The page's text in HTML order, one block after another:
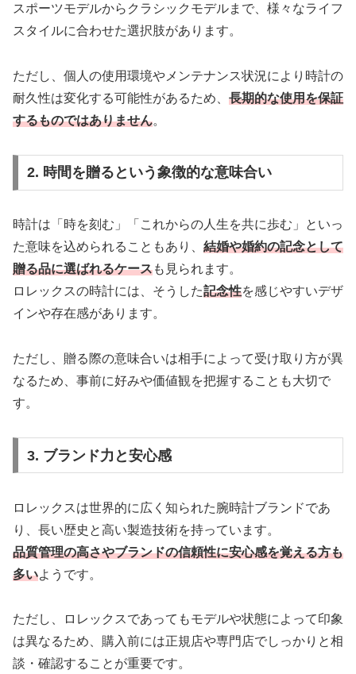
スポーツモデルからクラシックモデルまで、様々なライフ
スタイルに合わせた選択肢があります。
ただし、個人の使用環境やメンテナンス状況により時計の
耐久性は変化する可能性があるため、 長期的な使用を保証
するものではありません。
2. 時間を贈るという象徴的な意味合い
時計は「時を刻む」「これからの人生を共に歩む」といっ
た意味を込められることもあり、 結婚や婚約の記念として
贈る品に選ばれるケースも見られます。
ロレックスの時計には、そうした記念性を感じやすいデザ
インや存在感があります。
ただし、贈る際の意味合いは相手によって受け取り方が異
なるため、事前に好みや価値観を把握することも大切で
す。
3. ブランド力と安心感
ロレックスは世界的に広く知られた腕時計ブランドであ
り、長い歴史と高い製造技術を持っています。
品質管理の高さやブランドの信頼性に安心感を覚える方も
多いようです。
ただし、ロレックスであってもモデルや状態によって印象
は異なるため、購入前には正規店や専門店でしっかりと相
談・確認することが重要です。